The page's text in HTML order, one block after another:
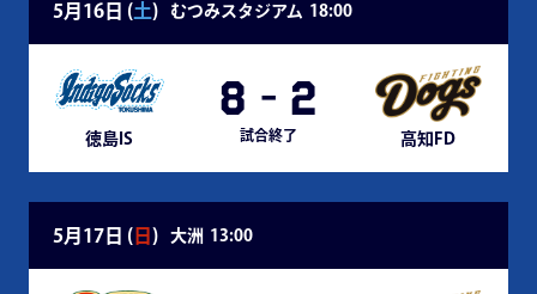
5月16日 (土) むつみスタジアム 18:00
徳島IS
8 - 2
試合終了 高知FD
5月17日 ( 日 ) 大洲 13:00